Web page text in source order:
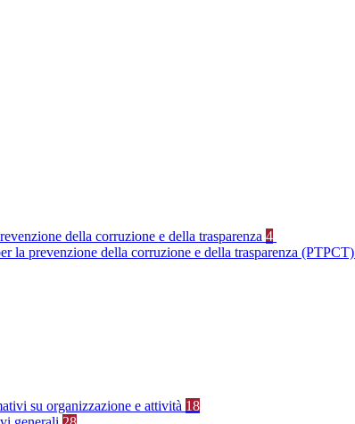
della corruzione e della trasparenza 4
la prevenzione della corruzione e della trasparenza (PTPCT)
su organizzazione e attività 18